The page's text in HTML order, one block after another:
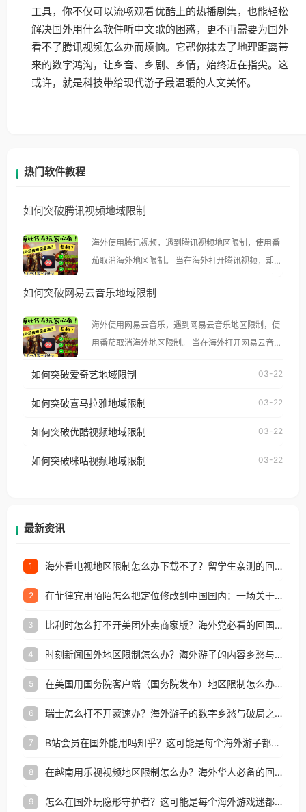
工具，你不仅可以流畅观看优酷上的热播剧集，也能轻松
解决国外用什么软件听中文歌的困惑，更不再需要为国外
看不了腾讯视频怎么办而烦恼。它帮你抹去了地理距离带
来的数字鸿沟，让乡音、乡剧、乡情，始终近在指尖。这
或许，就是科技带给现代游子最温暖的人文关怀。
热门软件教程
如何突破腾讯视频地域限制
海外使用腾讯视频，遇到腾讯视频地区限制，使用番
茄取消海外地区限制。 当在海外打开腾讯视频，却突
示语。 海外用户如香港、澳门、台湾、美国、加拿
像其他音乐平台一样，出现地区及版权限制问题，且
仅能在中国大陆地区播放。 遇到这个问题的朋友们，
台湾、美国、加拿大、澳大利亚、欧洲等国家和地区
权限制所困扰。
如何突破网易云音乐地域限制
海外使用网易云音乐，遇到网易云音乐地区限制，使
用番茄取消海外地区限制。 当在海外打开网易云音
播放”的提示语。 海外用户如香港、澳门、台湾、美
制问题，且仅能在中国大陆地区播放。 遇到这个问题
户收听网易云音乐地区版权限制」的问题，无论人在
如何突破爱奇艺地域限制 03-22
如何突破喜马拉雅地域限制 03-22
如何突破优酷视频地域限制 03-22
如何突破咪咕视频地域限制 03-22
最新资讯
1 海外看电视地区限制怎么办下载不了？留学生亲测的回国加速方案（附2026世界杯观赛技巧）
2 在菲律宾用陌陌怎么把定位修改到中国国内：一场关于归属感与连接的探索
3 比利时怎么打不开美团外卖商家版？海外党必看的回国加速全攻略
4 时刻新闻国外地区限制怎么办？海外游子的内容乡愁与破局之路
5 在美国用国务院客户端（国务院发布）地区限制怎么办？3步解决海外看国内内容难题
6 瑞士怎么打不开蒙速办？海外游子的数字乡愁与破局之路
7 B站会员在国外能用吗知乎？这可能是每个海外游子都问过的问题
8 在越南用乐视视频地区限制怎么办？海外华人必备的回国加速攻略
9 怎么在国外玩隐形守护者？这可能是每个海外游戏迷都问过的问题